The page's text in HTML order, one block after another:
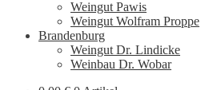
Weingut Pawis
Weingut Wolfram Proppe
Brandenburg
Weingut Dr. Lindicke
Weinbau Dr. Wobar